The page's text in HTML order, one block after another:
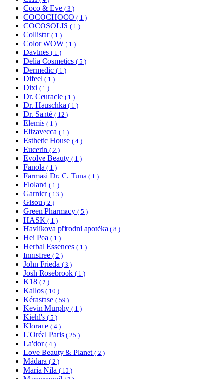
Coco & Eve ( 3 )
COCOCHOCO ( 1 )
COCOSOLIS ( 1 )
Collistar ( 1 )
Color WOW ( 1 )
Davines ( 1 )
Delia Cosmetics ( 5 )
Dermedic ( 1 )
Difeel ( 1 )
Dixi ( 1 )
Dr. Ceuracle ( 1 )
Dr. Hauschka ( 1 )
Dr. Santé ( 12 )
Elemis ( 1 )
Elizavecca ( 1 )
Esthetic House ( 4 )
Eucerin ( 2 )
Evolve Beauty ( 1 )
Fanola ( 1 )
Farmasi Dr. C. Tuna ( 1 )
Floland ( 1 )
Garnier ( 13 )
Gisou ( 2 )
Green Pharmacy ( 5 )
HASK ( 1 )
Havlíkova přírodní apotéka ( 8 )
Hei Poa ( 1 )
Herbal Essences ( 1 )
Innisfree ( 2 )
John Frieda ( 3 )
Josh Rosebrook ( 1 )
K18 ( 2 )
Kallos ( 10 )
Kérastase ( 59 )
Kevin Murphy ( 1 )
Kiehl's ( 5 )
Klorane ( 4 )
L'Oréal Paris ( 25 )
La'dor ( 4 )
Love Beauty & Planet ( 2 )
Mádara ( 2 )
Maria Nila ( 10 )